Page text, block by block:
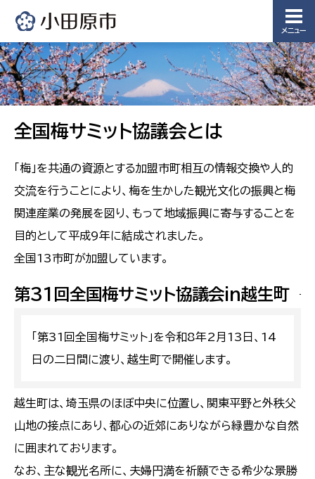
メニュー
全国梅サミット協議会とは
「梅」を共通の資源とする加盟市町相互の情報交換や人的
交流を行うことにより、梅を生かした観光文化の振興と梅
関連産業の発展を図り、もって地域振興に寄与することを
目的として平成9年に結成されました。
全国13市町が加盟しています。
第31回全国梅サミット協議会in越生町
「第31回全国梅サミット」を令和8年2月13日、14
日の二日間に渡り、越生町で開催します。
越生町は、埼玉県のほぼ中央に位置し、関東平野と外秩父
山地の接点にあり、都心の近郊にありながら緑豊かな自然
に囲まれております。
なお、主な観光名所に、夫婦円満を祈願できる希少な景勝